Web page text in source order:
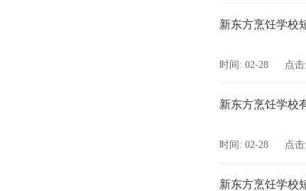
新东方烹饪学校
时间: 02-28 点
新东方烹饪学校
时间: 02-28 点
新东方烹饪学校